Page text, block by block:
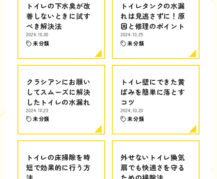
トイレの下水臭が改
善しないときに試す
べき解決法
2024.10.30
未分類
トイレタンクの水漏
れは見逃さずに！原
因と修理のポイント
2024.10.25
未分類
クラシアンにお願い
してスムーズに解決
したトイレの水漏れ
2024.10.23
未分類
トイレ壁にできた黄
ばみを簡単に落とす
コツ
2024.10.20
未分類
トイレの床掃除を時
短で効果的に行う方
外せないトイレ換気
扇でも快適さを守る